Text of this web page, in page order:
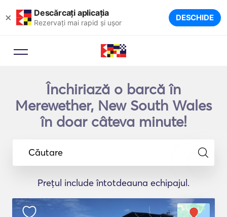
× Descărcați aplicația
Rezervați mai rapid și ușor DESCHIDE
Închiriază o barcă în
Merewether, New South Wales
în doar câteva minute!
Căutare
Prețul include întotdeauna echipajul.